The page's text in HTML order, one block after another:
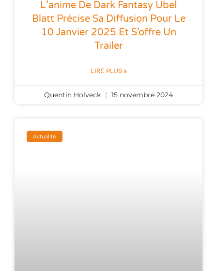
L’anime De Dark Fantasy Ubel
Blatt Précise Sa Diffusion Pour Le
10 Janvier 2025 Et S’offre Un
Trailer
LIRE PLUS »
Quentin Holveck 15 novembre 2024
Actualité